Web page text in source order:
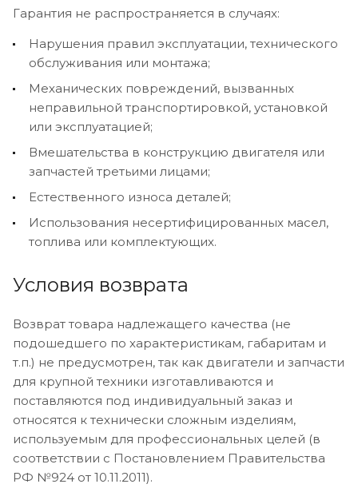
Гарантия не распространяется в случаях:
Нарушения правил эксплуатации, технического
обслуживания или монтажа;
Механических повреждений, вызванных
неправильной транспортировкой, установкой
или эксплуатацией;
Вмешательства в конструкцию двигателя или
запчастей третьими лицами;
Естественного износа деталей;
Использования несертифицированных масел,
топлива или комплектующих.
Условия возврата
Возврат товара надлежащего качества (не
подошедшего по характеристикам, габаритам и
т.п.) не предусмотрен, так как двигатели и запчасти
для крупной техники изготавливаются и
поставляются под индивидуальный заказ и
относятся к технически сложным изделиям,
используемым для профессиональных целей (в
соответствии с Постановлением Правительства
РФ №924 от 10.11.2011).